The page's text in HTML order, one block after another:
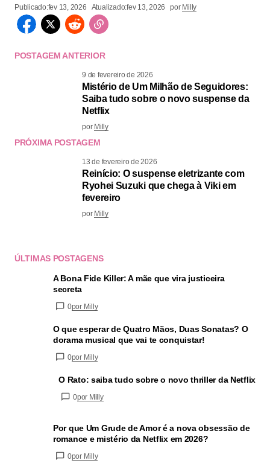
Publicado:fev 13, 2026 Atualizado:fev 13, 2026 por Milly
POSTAGEM ANTERIOR
9 de fevereiro de 2026
Mistério de Um Milhão de Seguidores:
Saiba tudo sobre o novo suspense da
Netflix
por Milly
PRÓXIMA POSTAGEM
13 de fevereiro de 2026
Reinício: O suspense eletrizante com
Ryohei Suzuki que chega à Viki em
fevereiro
por Milly
ÚLTIMAS POSTAGENS
A Bona Fide Killer: A mãe que vira justiceira
secreta
0por Milly
O que esperar de Quatro Mãos, Duas Sonatas? O
dorama musical que vai te conquistar!
0por Milly
O Rato: saiba tudo sobre o novo thriller da Netflix
0por Milly
Por que Um Grude de Amor é a nova obsessão de
romance e mistério da Netflix em 2026?
0por Milly